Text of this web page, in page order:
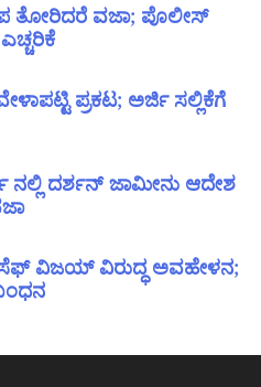
ತೋರಿದರೆ ವಜಾ; ಪೊಲೀಸ್
ಪ್ರಕಟ; ಅರ್ಜಿ ಸಲ್ಲಿಕೆಗೆ
ನಲ್ಲಿ ದರ್ಶನ್ ಜಾಮೀನು ಆದೇಶ
ವಿಜಯ್ ವಿರುದ್ಧ ಅವಹೇಳನ;